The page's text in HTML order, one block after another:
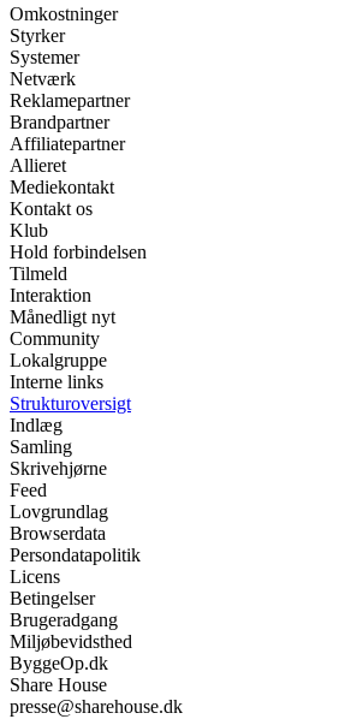
Omkostninger
Styrker
Systemer
Netværk
Reklamepartner
Brandpartner
Affiliatepartner
Allieret
Mediekontakt
Kontakt os
Klub
Hold forbindelsen
Tilmeld
Interaktion
Månedligt nyt
Community
Lokalgruppe
Interne links
Strukturoversigt
Indlæg
Samling
Skrivehjørne
Feed
Lovgrundlag
Browserdata
Persondatapolitik
Licens
Betingelser
Brugeradgang
Miljøbevidsthed
ByggeOp.dk
Share House
presse@sharehouse.dk